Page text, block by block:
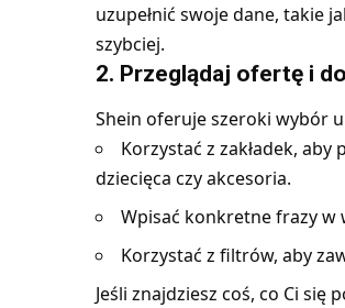
uzupełnić swoje dane, takie
szybciej.
2. Przeglądaj ofertę i
Shein oferuje szeroki wybór
Korzystać z zakładek,
dziecięca czy akcesoria.
Wpisać konkretne frazy w
Korzystać z filtrów, aby
Jeśli znajdziesz coś, co Ci